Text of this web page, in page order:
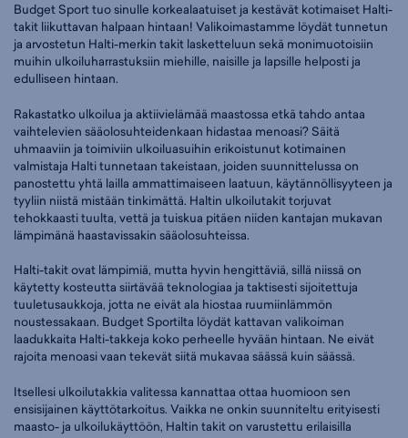
Budget Sport tuo sinulle korkealaatuiset ja kestävät kotimaiset Halti-
takit liikuttavan halpaan hintaan! Valikoimastamme löydät tunnetun
ja arvostetun Halti-merkin takit lasketteluun sekä monimuotoisiin
muihin ulkoiluharrastuksiin miehille, naisille ja lapsille helposti ja
edulliseen hintaan.
Rakastatko ulkoilua ja aktiivielämää maastossa etkä tahdo antaa
vaihtelevien sääolosuhteidenkaan hidastaa menoasi? Säitä
uhmaaviin ja toimiviin ulkoiluasuihin erikoistunut kotimainen
valmistaja Halti tunnetaan takeistaan, joiden suunnittelussa on
panostettu yhtä lailla ammattimaiseen laatuun, käytännöllisyyteen ja
tyyliin niistä mistään tinkimättä. Haltin ulkoilutakit torjuvat
tehokkaasti tuulta, vettä ja tuiskua pitäen niiden kantajan mukavan
lämpimänä haastavissakin sääolosuhteissa.
Halti-takit ovat lämpimiä, mutta hyvin hengittäviä, sillä niissä on
käytetty kosteutta siirtävää teknologiaa ja taktisesti sijoitettuja
tuuletusaukkoja, jotta ne eivät ala hiostaa ruumiinlämmön
noustessakaan. Budget Sportilta löydät kattavan valikoiman
laadukkaita Halti-takkeja koko perheelle hyvään hintaan. Ne eivät
rajoita menoasi vaan tekevät siitä mukavaa säässä kuin säässä.
Itsellesi ulkoilutakkia valitessa kannattaa ottaa huomioon sen
ensisijainen käyttötarkoitus. Vaikka ne onkin suunniteltu erityisesti
maasto- ja ulkoilukäyttöön, Haltin takit on varustettu erilaisilla